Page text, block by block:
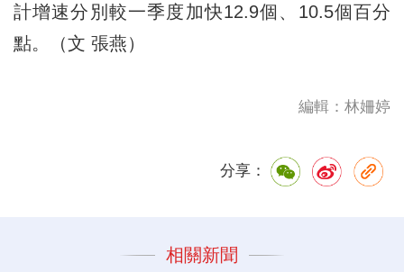
計增速分別較一季度加快12.9個、10.5個百分
點。（文 張燕）
編輯：林姍婷
分享：
相關新聞